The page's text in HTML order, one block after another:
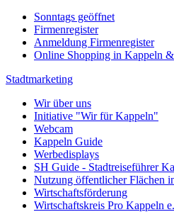
Sonntags geöffnet
Firmenregister
Anmeldung Firmenregister
Online Shopping in Kappeln
Stadtmarketing
Wir über uns
Initiative "Wir für Kappeln"
Webcam
Kappeln Guide
Werbedisplays
SH Guide - Stadtreiseführer
Nutzung öffentlicher Flächen
Wirtschaftsförderung
Wirtschaftskreis Pro Kappeln